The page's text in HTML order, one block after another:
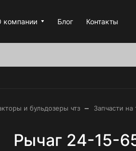
компании Блог Контакты
и бульдозеры чтз – Запчасти
Рычаг 24-15-